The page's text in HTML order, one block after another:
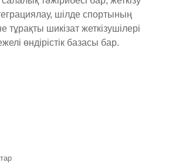
шілде спортының
тұрақты шикізат жеткізушілері
өндірістік базасы бар.